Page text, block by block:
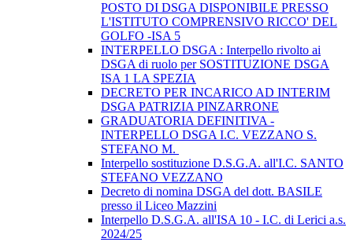
POSTO DI DSGA DISPONIBILE PRESSO
L'ISTITUTO COMPRENSIVO RICCO' DEL
GOLFO -ISA 5
INTERPELLO DSGA : Interpello rivolto ai
DSGA di ruolo per SOSTITUZIONE DSGA
ISA 1 LA SPEZIA
DECRETO PER INCARICO AD INTERIM
DSGA PATRIZIA PINZARRONE
GRADUATORIA DEFINITIVA -
INTERPELLO DSGA I.C. VEZZANO S.
STEFANO M.
Interpello sostituzione D.S.G.A. all'I.C. SANTO
STEFANO VEZZANO
Decreto di nomina DSGA del dott. BASILE
presso il Liceo Mazzini
Interpello D.S.G.A. all'ISA 10 - I.C. di Lerici a.s.
2024/25